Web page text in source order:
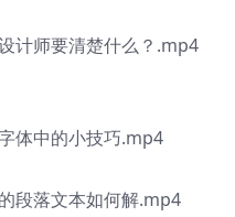
计师要清楚什么？.mp4
体中的小技巧.mp4
段落文本如何解.mp4